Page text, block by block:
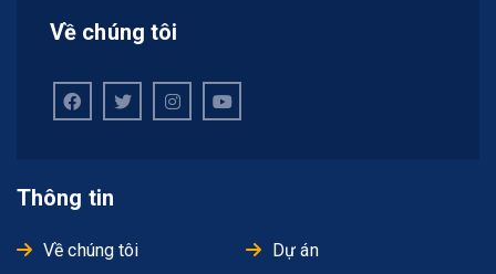
Về chúng tôi
Thông tin
Về chúng tôi Dự án